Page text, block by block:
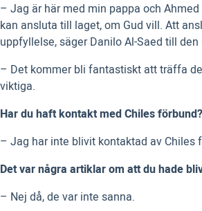
– Jag är här med min pappa och
kan ansluta till laget, om Gud vill. Att
uppfyllelse, säger Danilo Al-Saed till den
– Det kommer bli fantastiskt att träffa
viktiga.
Har du haft kontakt med Chiles förbund?
– Jag har inte blivit kontaktad av Chiles
Det var några artiklar om att du hade
– Nej då, de var inte sanna.